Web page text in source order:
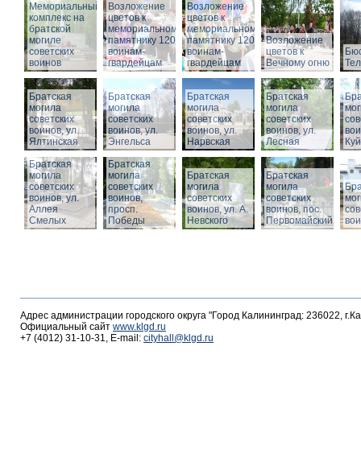
Мемориальный
комплекс на
братской
могиле
советских
воинов
Возложение
цветов к
мемориальному
памятнику 1200
воинам-
гвардейцам
Возложение
цветов к
мемориальному
памятнику 1200
воинам-
гвардейцам
Возложение
цветов к
Вечному огню
Братская
могила
советских
воинов, ул.
Ялтинская
Братская
могила
советских
воинов, ул.
Энгельса
Братская
могила
советских
воинов, ул.
Нарвская
Братская
могила
советских
воинов, ул.
Лесная
Братская
могила
советских
воинов, ул.
Аллея
Смелых
Братская
могила
советских
воинов,
просп.
Победы
Братская
могила
советских
воинов, ул. А.
Невского
Братская
могила
советских
воинов, пос.
Первомайский
Адрес администрации городского округа "Город Калининград: 236022,
Официальный сайт www.klgd.ru
+7 (4012) 31-10-31, E-mail: cityhall@klgd.ru